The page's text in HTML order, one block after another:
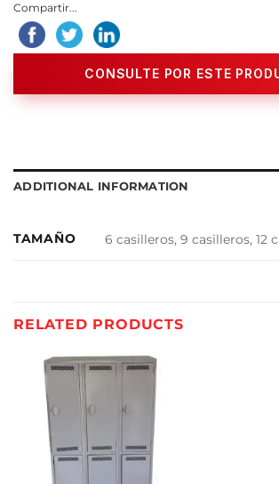
Compartir...
CONSULTE POR ESTE
ADDITIONAL INFORMATION
TAMAÑO 6 casilleros, 9 casilleros, 12
RELATED PRODUCTS